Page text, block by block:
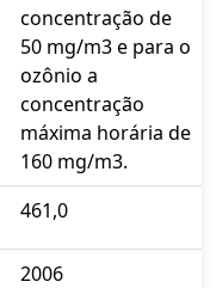
concentração de
50 mg/m3 e para o
ozônio a
concentração
máxima horária de
160 mg/m3.
461,0
2006